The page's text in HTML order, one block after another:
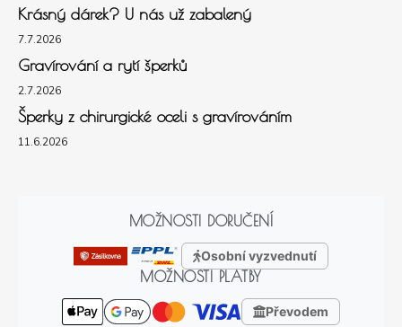
Krásný dárek? U nás už zabalený
7.7.2026
Gravírování a rytí šperků
2.7.2026
Šperky z chirurgické oceli s gravírováním
11.6.2026
MOŽNOSTI DORUČENÍ
Osobní vyzvednutí
MOŽNOSTI PLATBY
Převodem